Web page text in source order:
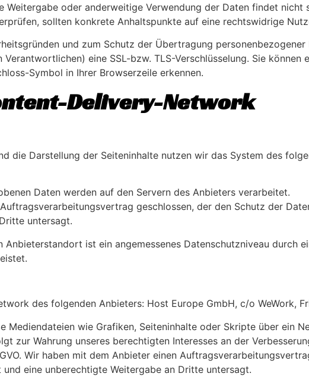
Weitergabe oder anderweitige Verwendung der Daten findet
sollten konkrete Anhaltspunkte auf eine rechtswidrige
und zum Schutz der Übertragung
eine SSL-bzw. TLS-Verschlüsselung. Sie können
Symbol in Ihrer Browserzeile erkennen.
Delivery-Network
die Darstellung der Seiteninhalte nutzen wir das System des
Daten werden auf den Servern des Anbieters verarbeitet.
geschlossen, der den Schutz der
untersagt.
Anbieterstandort ist ein angemessenes Datenschutzniveau durch
des folgenden Anbieters: Host Europe GmbH, c/o WeWork,
Mediendateien wie Grafiken, Seiteninhalte oder Skripte über ein
zur Wahrung unseres berechtigten Interesses an der
Wir haben mit dem Anbieter einen
eine unberechtigte Weitergabe an Dritte untersagt.